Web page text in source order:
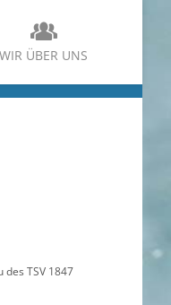
WIR ÜBER UNS
des TSV 1847